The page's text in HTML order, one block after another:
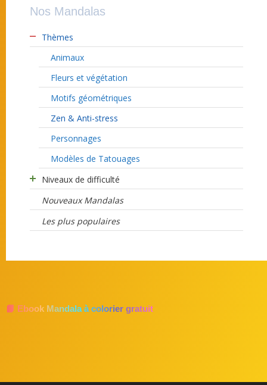
Nos Mandalas
Thèmes
Animaux
Fleurs et végétation
Motifs géométriques
Zen & Anti-stress
Personnages
Modèles de Tatouages
Niveaux de difficulté
Nouveaux Mandalas
Les plus populaires
📘 Ebook Mandala à colorier gratuit